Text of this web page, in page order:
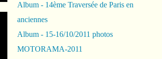
Album - 14ème Traversée de Paris en
anciennes
Album - 15-16/10/2011 photos
MOTORAMA-2011